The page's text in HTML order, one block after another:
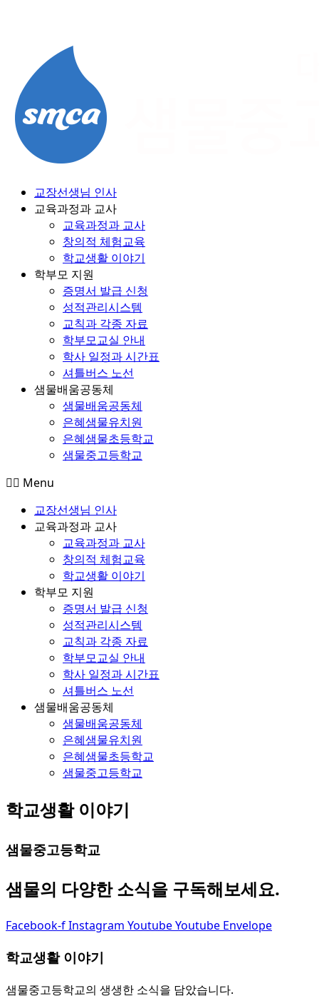
교장선생님 인사
교육과정과 교사
교육과정과 교사
창의적 체험교육
학교생활 이야기
학부모 지원
증명서 발급 신청
성적관리시스템
교칙과 각종 자료
학부모교실 안내
학사 일정과 시간표
셔틀버스 노선
샘물배움공동체
샘물배움공동체
은혜샘물유치원
은혜샘물초등학교
샘물중고등학교
Menu
교장선생님 인사
교육과정과 교사
교육과정과 교사
창의적 체험교육
학교생활 이야기
학부모 지원
증명서 발급 신청
성적관리시스템
교칙과 각종 자료
학부모교실 안내
학사 일정과 시간표
셔틀버스 노선
샘물배움공동체
샘물배움공동체
은혜샘물유치원
은혜샘물초등학교
샘물중고등학교
학교생활 이야기
샘물중고등학교
샘물의 다양한 소식을 구독해보세요.
Facebook-fInstagram YoutubeYoutube Envelope
학교생활 이야기
샘물중고등학교의 생생한 소식을 담았습니다.